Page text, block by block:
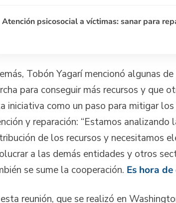
Atención psicosocial a víctimas: sanar para
Tobón Yagarí mencionó algunas
para conseguir más recursos y que
iniciativa como un paso para mitigar
y reparación: “Estamos analizando
de los recursos y necesitamos
a las demás entidades y otros
se sume la cooperación. Es hora
reunión, que se realizó en